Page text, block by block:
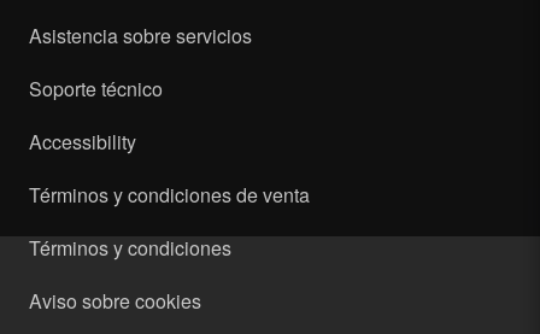
Asistencia sobre servicios
Soporte técnico
Accessibility
Términos y condiciones de venta
Términos y condiciones
Aviso sobre cookies